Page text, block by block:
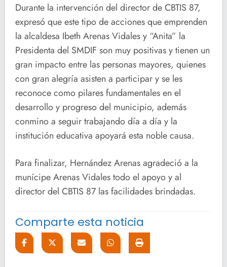
Durante la intervención del director de CBTIS 87,
expresó que este tipo de acciones que emprenden
la alcaldesa Ibeth Arenas Vidales y “Anita” la
Presidenta del SMDIF son muy positivas y tienen un
gran impacto entre las personas mayores, quienes
con gran alegría asisten a participar y se les
reconoce como pilares fundamentales en el
desarrollo y progreso del municipio, además
conmino a seguir trabajando día a día y la
institución educativa apoyará esta noble causa.
Para finalizar, Hernández Arenas agradeció a la
munícipe Arenas Vidales todo el apoyo y al
director del CBTIS 87 las facilidades brindadas.
Comparte esta noticia